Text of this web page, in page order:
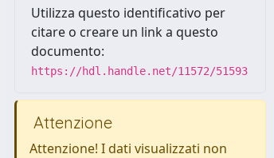
Utilizza questo identificativo per
citare o creare un link a questo
documento:
https://hdl.handle.net/11572/51593
Attenzione
Attenzione! I dati visualizzati non